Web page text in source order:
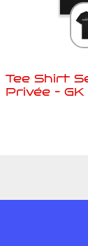
Tee Shirt
Privée –